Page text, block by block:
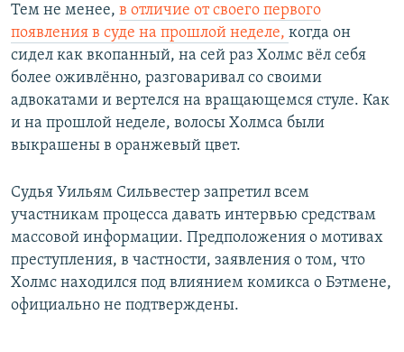
Тем не менее, в отличие от своего первого
появления в суде на прошлой неделе, когда он
сидел как вкопанный, на сей раз Холмс вёл себя
более оживлённо, разговаривал со своими
адвокатами и вертелся на вращающемся стуле. Как
и на прошлой неделе, волосы Холмса были
выкрашены в оранжевый цвет.
Судья Уильям Сильвестер запретил всем
участникам процесса давать интервью средствам
массовой информации. Предположения о мотивах
преступления, в частности, заявления о том, что
Холмс находился под влиянием комикса о Бэтмене,
официально не подтверждены.